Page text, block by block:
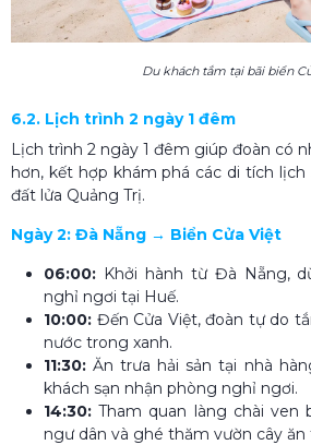
Du khách tắm tại bãi biển
6.2. Lịch trình 2 ngày 1 đêm
Lịch trình 2 ngày 1 đêm giúp đoàn có
hơn, kết hợp khám phá các di tích
đất lửa Quảng Trị.
Ngày 2: Đà Nẵng → Biển Cửa Việt
06:00: Khởi hành từ Đà Nẵng,
nghỉ ngơi tại Huế.
10:00: Đến Cửa Việt, đoàn tự do
nước trong xanh.
11:30:Ăn trưa hải sản tại nhà
khách sạn nhận phòng nghỉ ngơi.
14:30:Tham quan làng chài ven
ngư dân và ghé thăm vườn cây ăn